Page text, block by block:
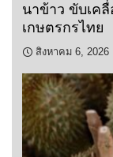
นาข้าว ขับเค
เกษตรกรไทย
สิงหาคม 6, 2026